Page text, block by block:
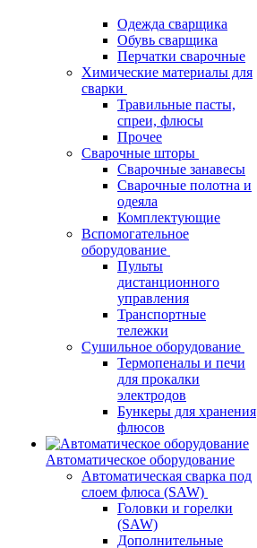
Одежда сварщика
Обувь сварщика
Перчатки сварочные
Химические материалы для
сварки
Травильные пасты,
спреи, флюсы
Прочее
Сварочные шторы
Сварочные занавесы
Сварочные полотна и
одеяла
Комплектующие
Вспомогательное
оборудование
Пульты
дистанционного
управления
Транспортные
тележки
Сушильное оборудование
Термопеналы и печи
для прокалки
электродов
Бункеры для хранения
флюсов
Автоматическое оборудование
Автоматическая сварка под
слоем флюса (SAW)
Головки и горелки
(SAW)
Дополнительные